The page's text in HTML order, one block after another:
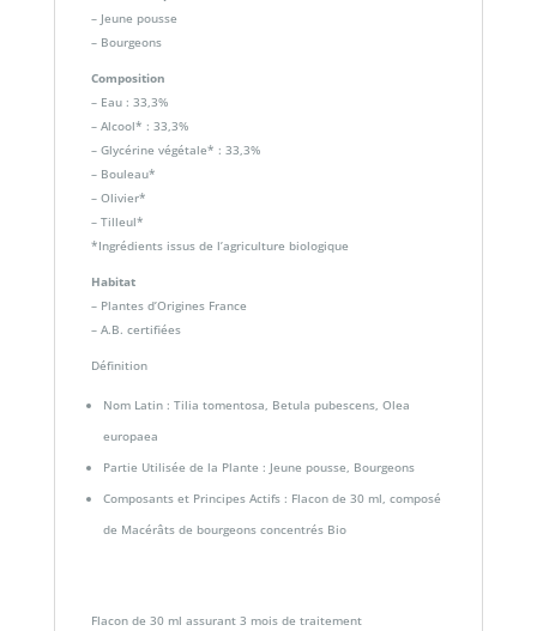
– Jeune pousse
– Bourgeons
Composition
– Eau : 33,3%
– Alcool* : 33,3%
– Glycérine végétale* : 33,3%
– Bouleau*
– Olivier*
– Tilleul*
*Ingrédients issus de l’agriculture biologique
Habitat
– Plantes d’Origines France
– A.B. certifiées
Définition
Nom Latin : Tilia tomentosa, Betula pubescens, Olea
europaea
Partie Utilisée de la Plante : Jeune pousse, Bourgeons
Composants et Principes Actifs : Flacon de 30 ml, composé
de Macérâts de bourgeons concentrés Bio
Flacon de 30 ml assurant 3 mois de traitement